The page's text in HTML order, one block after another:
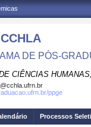
DE PÓS-
CIÊNCIAS
ppge
Processos